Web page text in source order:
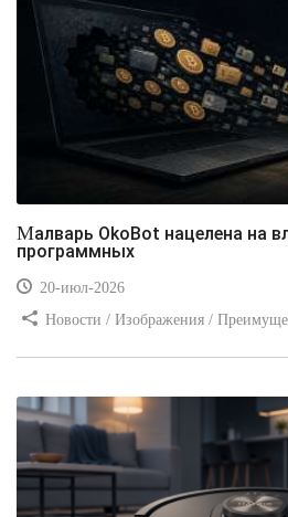
Малварь OkoBot нацелена на владельцев
программных
20-июл-2026
Новости / Изображения /